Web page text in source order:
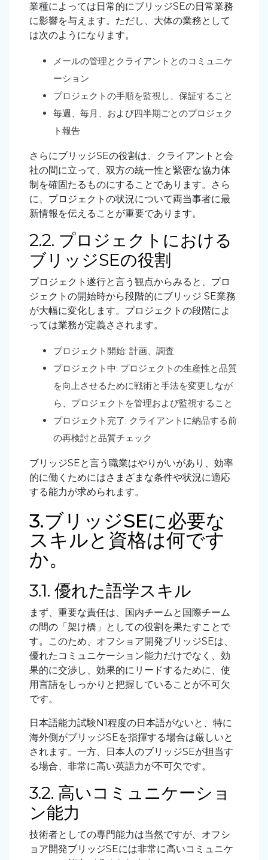
業種によっては日常的にブリッジSEの日常業務
に影響を与えます。ただし、大体の業務として
は次のようになります。
メールの管理とクライアントとのコミュニケ
ーション
プロジェクトの手順を監視し、保証すること
毎週、毎月、および四半期ごとのプロジェク
ト報告
さらにブリッジSEの役割は、クライアントと会
社の間に立って、双方の統一性と緊密な協力体
制を確固たるものにすることであります。さら
に、プロジェクトの状況について両当事者に最
新情報を伝えることが重要であります。
2.2. プロジェクトにおける
ブリッジSEの役割
プロジェクト遂行と言う観点からみると、プロ
ジェクトの開始時から段階的にブリッジ SE業務
が大幅に変化します。プロジェクトの段階によ
っては業務が定義さされます。
プロジェクト開始: 計画、調査
プロジェクト中: プロジェクトの生産性と品質
を向上させるために戦術と手法を変更しなが
ら、プロジェクトを管理および監視すること
プロジェクト完了: クライアントに納品する前
の再検討と品質チェック
ブリッジSEと言う職業はやりがいがあり、効率
的に働くためにはさまざまな条件や状況に適応
する能力が求められます。
3.ブリッジSEに必要な
スキルと資格は何です
か。
3.1. 優れた語学スキル
まず、重要な責任は、国内チームと国際チーム
の間の「架け橋」としての役割を果たすことで
す。このため、オフショア開発ブリッジSEは、
優れたコミュニケーション能力だけでなく、効
果的に交渉し、効果的にリードするために、使
用言語をしっかりと把握していることが不可欠
です。
日本語能力試験N1程度の日本語がないと、特に
海外側がブリッジSEを指揮する場合は厳しいと
されます。一方、日本人のブリッジSEが担当す
る場合、非常に高い英語力が不可欠です。
3.2. 高いコミュニケーショ
ン能力
技術者としての専門能力は当然ですが、オフシ
ョア開発ブリッジSEには非常に高いコミュニケ